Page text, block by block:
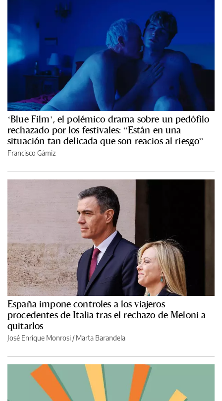
‘Blue Film’, el polémico drama sobre un pedófilo
rechazado por los festivales: “Están en una
situación tan delicada que son reacios al riesgo”
Francisco Gámiz
España impone controles a los viajeros
procedentes de Italia tras el rechazo de Meloni a
quitarlos
José Enrique Monrosi / Marta Barandela